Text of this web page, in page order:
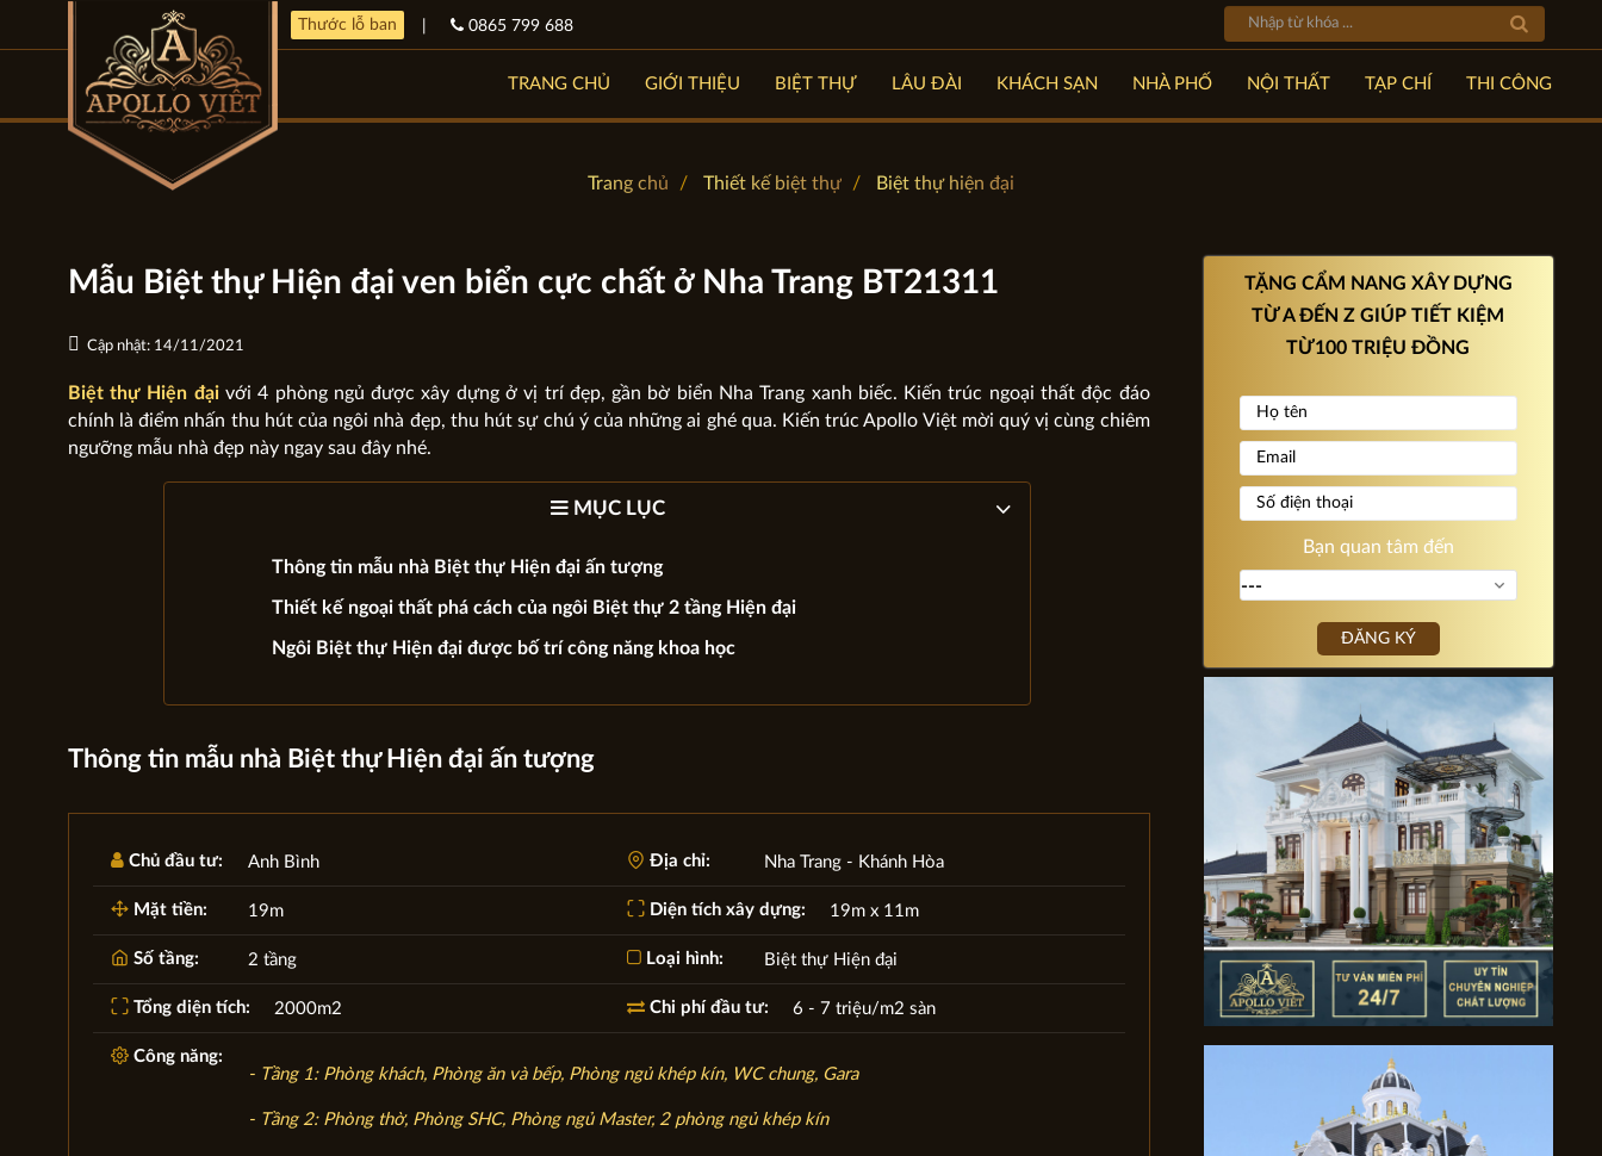
Thước lỗ ban 0865 799 688
TRANG CHỦ GIỚI THIỆU BIỆT THỰ LÂU ĐÀI KHÁCH SẠN NHÀ PHỐ NỘI THẤT TẠP CHÍ THI CÔNG
Trang chủ Thiết kế biệt thự Biệt thự hiện đại
Mẫu Biệt thự Hiện đại ven biển cực chất ở Nha Trang BT21311
Cập nhật: 14/11/2021
Biệt thự Hiện đạivới 4 phòng ngủ được xây dựng ở vị trí đẹp, gần bờ biển Nha Trang xanh biếc. Kiến trúc ngoại thất độc đáo
chính là điểm nhấn thu hút của ngôi nhà đẹp, thu hút sự chú ý của những ai ghé qua. Kiến trúc Apollo Việt mời quý vị cùng chiêm
ngưỡng mẫu nhà đẹp này ngay sau đây nhé.
MỤC LỤC
Thông tin mẫu nhà Biệt thự Hiện đại ấn tượng
Thiết kế ngoại thất phá cách của ngôi Biệt thự 2 tầng Hiện đại
Ngôi Biệt thự Hiện đại được bố trí công năng khoa học
Thông tin mẫu nhà Biệt thự Hiện đại ấn tượng
Chủ đầu tư: Anh Bình Địa chỉ: Nha Trang - Khánh Hòa
Mặt tiền: 19m Diện tích xây dựng: 19m x 11m
Số tầng: 2 tầng Loại hình: Biệt thự Hiện đại
Tổng diện tích: 2000m2 Chi phí đầu tư: 6 - 7 triệu/m2 sàn
Công năng:
- Tầng 1: Phòng khách, Phòng ăn và bếp, Phòng ngủ khép kín, WC chung, Gara
- Tầng 2: Phòng thờ, Phòng SHC, Phòng ngủ Master, 2 phòng ngủ khép kín
TẶNG CẨM NANG XÂY DỰNG
TỪ A ĐẾN Z GIÚP TIẾT KIỆM
TỪ100 TRIỆU ĐỒNG
Bạn quan tâm đến
ĐĂNG KÝ